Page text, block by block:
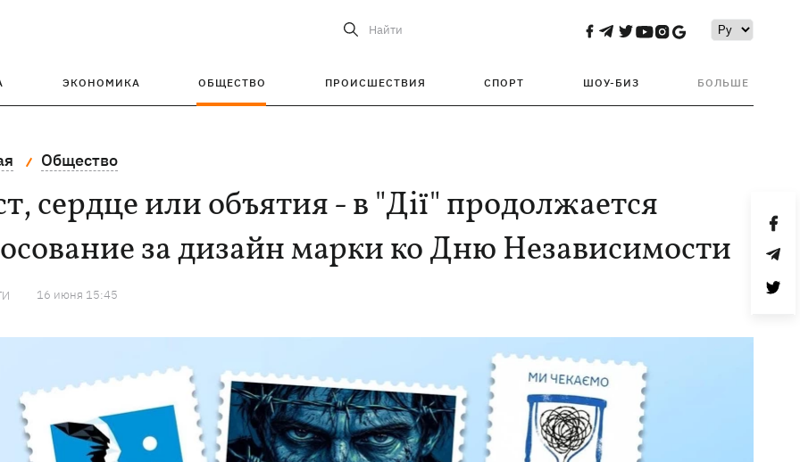
Найти
ЭКОНОМИКА ОБЩЕСТВО ПРОИСШЕСТВИЯ СПОРТ ШОУ-БИЗ БОЛЬШЕ
Общество
сердце или объятия - в "Дії" продолжается
за дизайн марки ко Дню Независимости
16 июня 15:45